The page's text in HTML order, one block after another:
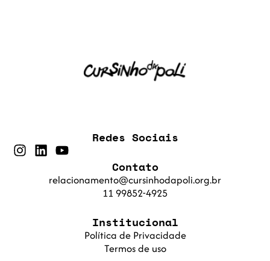
Institucional
Política de Privacidade
Termos de uso
Contato
relacionamento@cursinhodapoli.org.br
11 99852-4925
Redes Sociais